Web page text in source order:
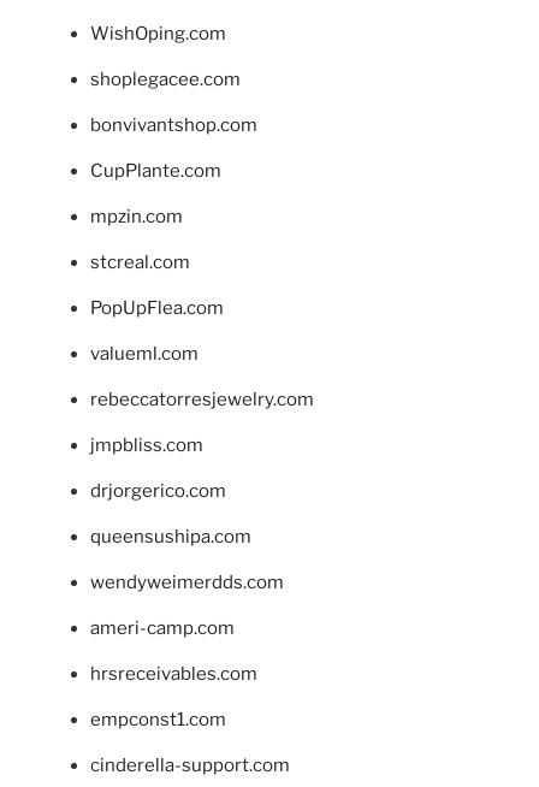
WishOping.com
shoplegacee.com
bonvivantshop.com
CupPlante.com
mpzin.com
stcreal.com
PopUpFlea.com
valueml.com
rebeccatorresjewelry.com
jmpbliss.com
drjorgerico.com
queensushipa.com
wendyweimerdds.com
ameri-camp.com
hrsreceivables.com
empconst1.com
cinderella-support.com